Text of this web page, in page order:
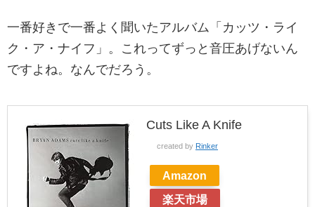
一番好きで一番よく聞いたアルバム「カッツ・ライ
ク・ア・ナイフ」。これってずっと音圧あげないん
ですよね。なんでだろう。
Cuts Like A Knife
created by Rinker
Amazon
楽天市場